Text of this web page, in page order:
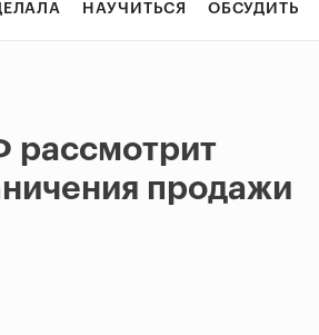
НАУЧИТЬСЯ ОБСУДИТЬ
рассмотрит
продажи